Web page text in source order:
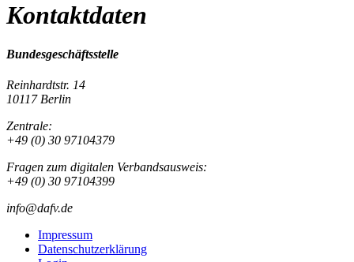
Kontaktdaten
Bundesgeschäftsstelle
Reinhardtstr. 14
10117 Berlin
Zentrale:
+49 (0) 30 97104379
Fragen zum digitalen Verbandsausweis:
+49 (0) 30 97104399
info@dafv.de
Impressum
Datenschutzerklärung